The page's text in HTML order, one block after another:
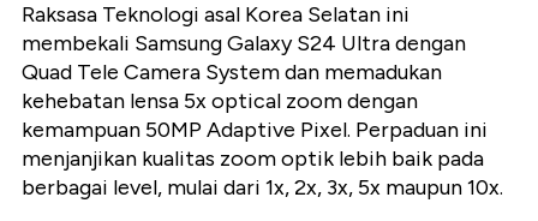
Raksasa Teknologi asal Korea Selatan ini
membekali Samsung Galaxy S24 Ultra dengan
Quad Tele Camera System dan memadukan
kehebatan lensa 5x optical zoom dengan
kemampuan 50MP Adaptive Pixel. Perpaduan ini
menjanjikan kualitas zoom optik lebih baik pada
berbagai level, mulai dari 1x, 2x, 3x, 5x maupun 10x.